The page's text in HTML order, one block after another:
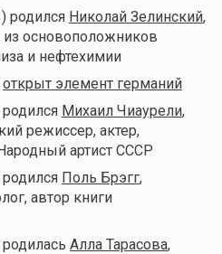
родился Николай Зелинский,
из основоположников
и нефтехимии
открыт элемент германий
Михаил Чиаурели,
режиссер, актер,
артист СССР
Поль Брэгг,
автор книги
Алла Тарасова,